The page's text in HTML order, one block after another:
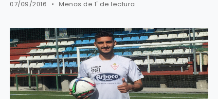
07/09/2016 Menos de 1' de lectura